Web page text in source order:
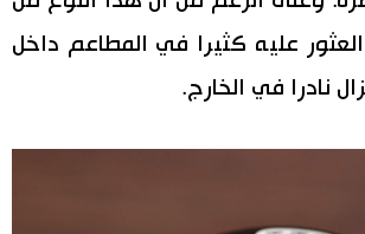
عليه كثيرا في المطاعم داخل
يزال نادرا في الخارج.